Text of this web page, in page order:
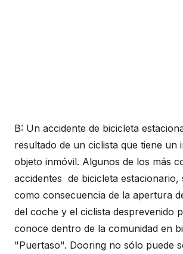
B: Un accidente de bicicleta
resultado de un ciclista que tiene un
objeto inmóvil. Algunos de los más
accidentes de bicicleta estacionario,
como consecuencia de la apertura
del coche y el ciclista desprevenido
conoce dentro de la comunidad en
"Puertaso". Dooring no sólo puede